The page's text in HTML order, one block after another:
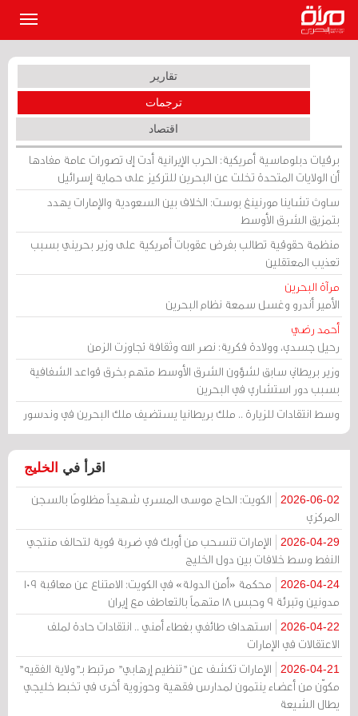
تقارير
ترجمات
اقتصاد
برقيات دبلوماسية أمريكية: الحرب الإيرانية أدت إلى تصورات عامة مفادها
أن الولايات المتحدة تخلت عن البحرين للتركيز على حماية إسرائيل
ساوث تشاينا مورنينغ بوست: الخلاف بين السعودية والإمارات يهدد
بتمزيق الشرق الأوسط
منظمة حقوقية تطالب بفرض عقوبات أمريكية على وزير بحريني بسبب
تعذيب المعتقلين
مرآة البحرين
الأمير أندرو وغسل سمعة نظام البحرين
أحمد رضي
رحيل جسدي، وولادة فكرية: نصر الله وثقافة تجاوزت الزمن
وزير بريطاني سابق لشؤون الشرق الأوسط متهم بخرق قواعد الشفافية
بسبب دور استشاري في البحرين
وسط انتقادات للزيارة .. ملك بريطانيا يستضيف ملك البحرين في وندسور
اقرأ في الخليج
2026-06-02
الكويت: الحاج موسى المسري شهيداً مظلومًا بالسجن
المركزي
2026-04-29
الإمارات تنسحب من أوبك في ضربة قوية لتحالف منتجي
النفط وسط خلافات بين دول الخليج
2026-04-24
محكمة «أمن الدولة» في الكويت: الامتناع عن معاقبة 109
مدونين وتبرئة 9 وحبس 18 متهماً بالتعاطف مع إيران
2026-04-22
استهداف طائفي بغطاء أمني .. انتقادات حادة لملف
الاعتقالات في الإمارات
2026-04-21
الإمارات تكشف عن "تنظيم إرهابي" مرتبط بـ"ولاية الفقيه"
مكوّن من أعضاء ينتمون لمدارس فقهية وحوزوية أخرى في تخبط خليجي
يطال الشيعة